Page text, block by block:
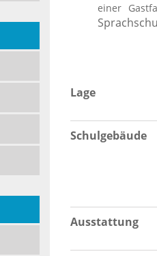
einer
Lage
Schulgebäude
Ausstattung